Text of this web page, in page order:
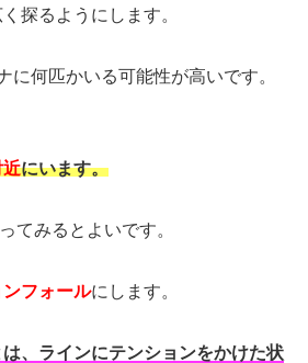
探るようにします。
に何匹かいる可能性が高いです。
近にいます。
てみるとよいです。
フォールにします。
、ラインにテンションをかけた状